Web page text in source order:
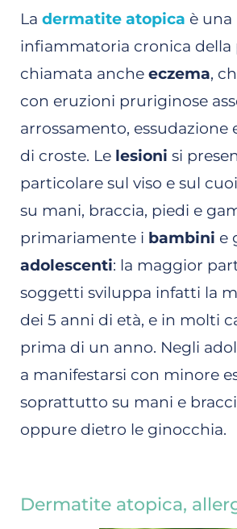
La dermatite atopica è
infiammatoria cronica della
chiamata anche eczema,
con eruzioni pruriginose
arrossamento, essudazione
di croste. Le lesioni si
particolare sul viso e sul
su mani, braccia, piedi e
primariamente i bambini e
adolescenti: la maggior
soggetti sviluppa infatti la
dei 5 anni di età, e in molti
prima di un anno. Negli
a manifestarsi con minore
soprattutto su mani e
oppure dietro le ginocchia.
Dermatite atopica,